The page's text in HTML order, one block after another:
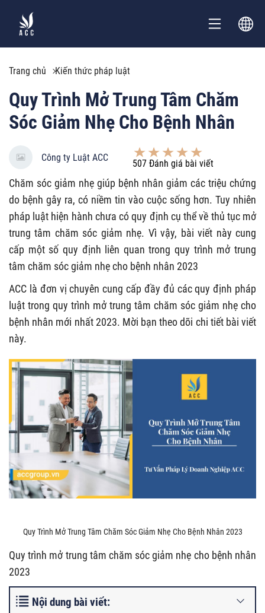
Trang chủ Kiến thức pháp luật
Quy Trình Mở Trung Tâm Chăm
Sóc Giảm Nhẹ Cho Bệnh Nhân
Công ty Luật ACC
507 Đánh giá bài viết
Chăm sóc giảm nhẹ giúp bệnh nhân giảm các triệu chứng
do bệnh gây ra, có niềm tin vào cuộc sống hơn. Tuy nhiên
pháp luật hiện hành chưa có quy định cụ thể về thủ tục mở
trung tâm chăm sóc giảm nhẹ. Vì vậy, bài viết này cung
cấp một số quy định liên quan trong quy trình mở trung
tâm chăm sóc giảm nhẹ cho bệnh nhân 2023
ACC là đơn vị chuyên cung cấp đầy đủ các quy định pháp
luật trong quy trình mở trung tâm chăm sóc giảm nhẹ cho
bệnh nhân mới nhất 2023. Mời bạn theo dõi chi tiết bài viết
này.
Quy Trình Mở Trung Tâm Chăm Sóc Giảm Nhẹ Cho Bệnh Nhân 2023
Quy trình mở trung tâm chăm sóc giảm nhẹ cho bệnh nhân
2023
Nội dung bài viết: